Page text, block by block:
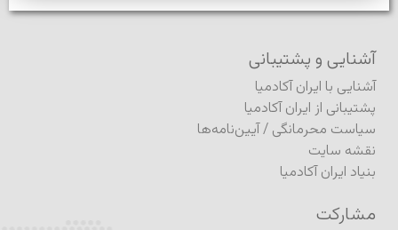
آشنایی و پشتیبانی
آشنایی با ایران آکادمیا
پشتیبانی از ایران آکادمیا
سیاست محرمانگی /آیین‌نامه‌ها
نقشه سایت
بنیاد ایران آکادمیا
مشارکت